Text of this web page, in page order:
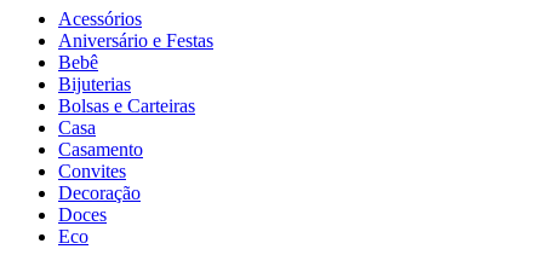
Acessórios
Aniversário e Festas
Bebê
Bijuterias
Bolsas e Carteiras
Casa
Casamento
Convites
Decoração
Doces
Eco